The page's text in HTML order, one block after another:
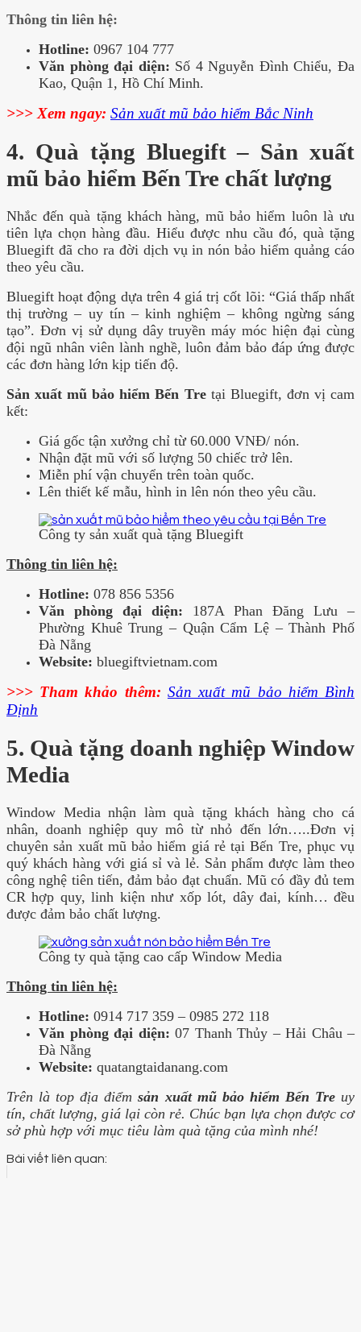
Thông tin liên hệ:
Hotline: 0967 104 777
Văn phòng đại diện: Số 4 Nguyễn Đình Chiểu, Đa
Kao, Quận 1, Hồ Chí Minh.
>>> Xem ngay: Sản xuất mũ bảo hiểm Bắc Ninh
4. Quà tặng Bluegift – Sản xuất
mũ bảo hiểm Bến Tre chất lượng
Nhắc đến quà tặng khách hàng, mũ bảo hiểm luôn là ưu
tiên lựa chọn hàng đầu. Hiểu được nhu cầu đó, quà tặng
Bluegift đã cho ra đời dịch vụ in nón bảo hiểm quảng cáo
theo yêu cầu.
Bluegift hoạt động dựa trên 4 giá trị cốt lõi: “Giá thấp nhất
thị trường – uy tín – kinh nghiệm – không ngừng sáng
tạo”. Đơn vị sử dụng dây truyền máy móc hiện đại cùng
đội ngũ nhân viên lành nghề, luôn đảm bảo đáp ứng được
các đơn hàng lớn kịp tiến độ.
Sản xuất mũ bảo hiểm Bến Tretại Bluegift, đơn vị cam
kết:
Giá gốc tận xưởng chỉ từ 60.000 VNĐ/ nón.
Nhận đặt mũ với số lượng 50 chiếc trở lên.
Miễn phí vận chuyển trên toàn quốc.
Lên thiết kế mẫu, hình in lên nón theo yêu cầu.
Công ty sản xuất quà tặng Bluegift
Thông tin liên hệ:
Hotline: 078 856 5356
Văn phòng đại diện: 187A Phan Ðăng Lưu –
Phường Khuê Trung – Quận Cẩm Lệ – Thành Phố
Ðà Nẵng
Website: bluegiftvietnam.com
>>> Tham khảo thêm: Sản xuất mũ bảo hiểm Bình
Định
5. Quà tặng doanh nghiệp Window
Media
Window Media nhận làm quà tặng khách hàng cho cá
nhân, doanh nghiệp quy mô từ nhỏ đến lớn…..Đơn vị
chuyên sản xuất mũ bảo hiểm giá rẻ tại Bến Tre, phục vụ
quý khách hàng với giá sỉ và lẻ. Sản phẩm được làm theo
công nghệ tiên tiến, đảm bảo đạt chuẩn. Mũ có đầy đủ tem
CR hợp quy, linh kiện như xốp lót, dây đai, kính… đều
được đảm bảo chất lượng.
Công ty quà tặng cao cấp Window Media
Thông tin liên hệ:
Hotline: 0914 717 359 – 0985 272 118
Văn phòng đại diện: 07 Thanh Thủy – Hải Châu –
Đà Nẵng
Website: quatangtaidanang.com
Trên là top địa điểmsản xuất mũ bảo hiểm Bến Treuy
tín, chất lượng, giá lại còn rẻ. Chúc bạn lựa chọn được cơ
sở phù hợp với mục tiêu làm quà tặng của mình nhé!
Bài viết liên quan: